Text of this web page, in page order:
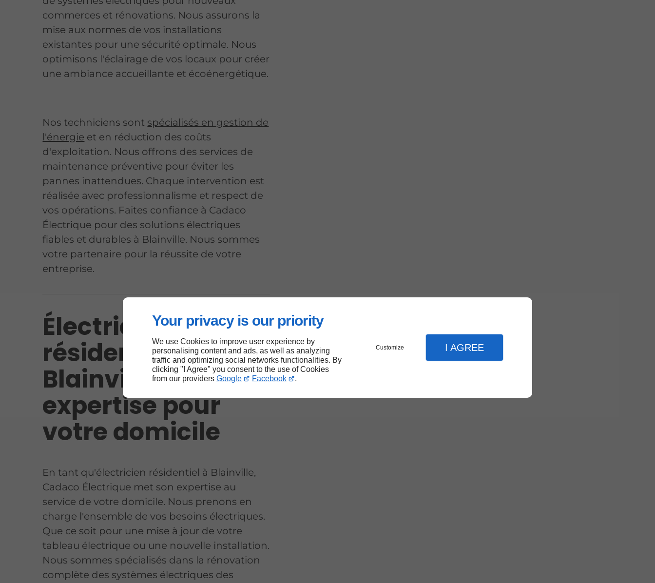
Your privacy is our priority
We use Cookies to improve user experience by
personalising content and ads, as well as analyzing
traffic and optimizing social networks functionalities. By
clicking "I Agree" you consent to the use of Cookies
from our providers Google Facebook .
Customize I AGREE
commerces et rénovations. Nous assurons la
mise aux normes de vos installations
existantes pour une sécurité optimale. Nous
optimisons l'éclairage de vos locaux pour créer
une ambiance accueillante et écoénergétique.
Nos techniciens sont spécialisés en gestion de
l'énergie et en réduction des coûts
d'exploitation. Nous offrons des services de
maintenance préventive pour éviter les
pannes inattendues. Chaque intervention est
réalisée avec professionnalisme et respect de
vos opérations. Faites confiance à Cadaco
Électrique pour des solutions électriques
fiables et durables à Blainville. Nous sommes
votre partenaire pour la réussite de votre
entreprise.
Électricien
résidentiel à
Blainville :
expertise pour
votre domicile
En tant qu'électricien résidentiel à Blainville,
Cadaco Électrique met son expertise au
service de votre domicile. Nous prenons en
charge l'ensemble de vos besoins électriques.
Que ce soit pour une mise à jour de votre
tableau électrique ou une nouvelle installation.
Nous sommes spécialisés dans la rénovation
complète des systèmes électriques des